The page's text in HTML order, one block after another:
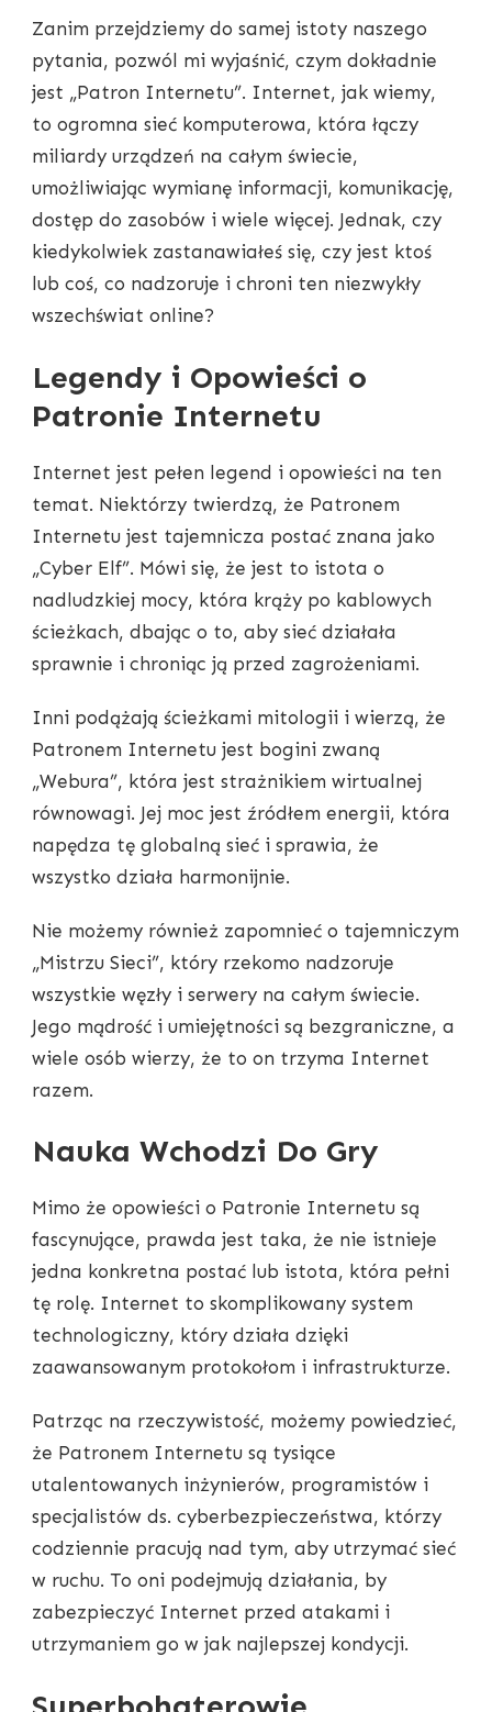
Zanim przejdziemy do samej istoty naszego
pytania, pozwól mi wyjaśnić, czym dokładnie
jest „Patron Internetu”. Internet, jak wiemy,
to ogromna sieć komputerowa, która łączy
miliardy urządzeń na całym świecie,
umożliwiając wymianę informacji, komunikację,
dostęp do zasobów i wiele więcej. Jednak, czy
kiedykolwiek zastanawiałeś się, czy jest ktoś
lub coś, co nadzoruje i chroni ten niezwykły
wszechświat online?
Legendy i Opowieści o
Patronie Internetu
Internet jest pełen legend i opowieści na ten
temat. Niektórzy twierdzą, że Patronem
Internetu jest tajemnicza postać znana jako
„Cyber Elf”. Mówi się, że jest to istota o
nadludzkiej mocy, która krąży po kablowych
ścieżkach, dbając o to, aby sieć działała
sprawnie i chroniąc ją przed zagrożeniami.
Inni podążają ścieżkami mitologii i wierzą, że
Patronem Internetu jest bogini zwaną
„Webura”, która jest strażnikiem wirtualnej
równowagi. Jej moc jest źródłem energii, która
napędza tę globalną sieć i sprawia, że ​​
wszystko działa harmonijnie.
Nie możemy również zapomnieć o tajemniczym
„Mistrzu Sieci”, który rzekomo nadzoruje
wszystkie węzły i serwery na całym świecie.
Jego mądrość i umiejętności są bezgraniczne, a
wiele osób wierzy, że to on trzyma Internet
razem.
Nauka Wchodzi Do Gry
Mimo że opowieści o Patronie Internetu są
fascynujące, prawda jest taka, że ​​nie istnieje
jedna konkretna postać lub istota, która pełni
tę rolę. Internet to skomplikowany system
technologiczny, który działa dzięki
zaawansowanym protokołom i infrastrukturze.
Patrząc na rzeczywistość, możemy powiedzieć,
że Patronem Internetu są tysiące
utalentowanych inżynierów, programistów i
specjalistów ds. cyberbezpieczeństwa, którzy
codziennie pracują nad tym, aby utrzymać sieć
w ruchu. To oni podejmują działania, by
zabezpieczyć Internet przed atakami i
utrzymaniem go w jak najlepszej kondycji.